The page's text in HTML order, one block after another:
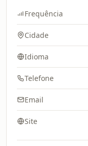
Frequência
Cidade
Idioma
Telefone
Email
Site